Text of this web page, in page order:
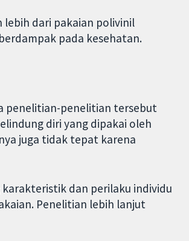
lebih dari pakaian polivinil
pada kesehatan.
penelitian-penelitian tersebut
diri yang dipakai oleh
juga tidak tepat karena
dan perilaku individu
Penelitian lebih lanjut